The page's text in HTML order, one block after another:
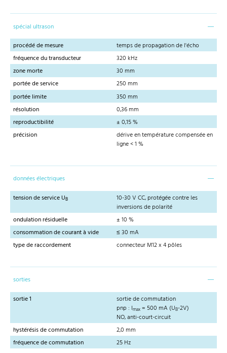
spécial ultrason
procédé de mesure
temps de propagation de l'écho
fréquence du transducteur
320 kHz
zone morte
30 mm
portée de service
250 mm
portée limite
350 mm
résolution
0,36 mm
reproductibilité
± 0,15 %
précision
dérive en température compensée en
ligne < 1 %
données électriques
tension de service UB
10-30 V CC, protégée contre les
inversions de polarité
ondulation résiduelle
± 10 %
consommation de courant à vide
≤ 30 mA
type de raccordement
connecteur M12 x 4 pôles
sorties
sortie 1
sortie de commutation
pnp : Imax = 500 mA (UB-2V)
NO, anti-court-circuit
hystérésis de commutation
2,0 mm
fréquence de commutation
25 Hz